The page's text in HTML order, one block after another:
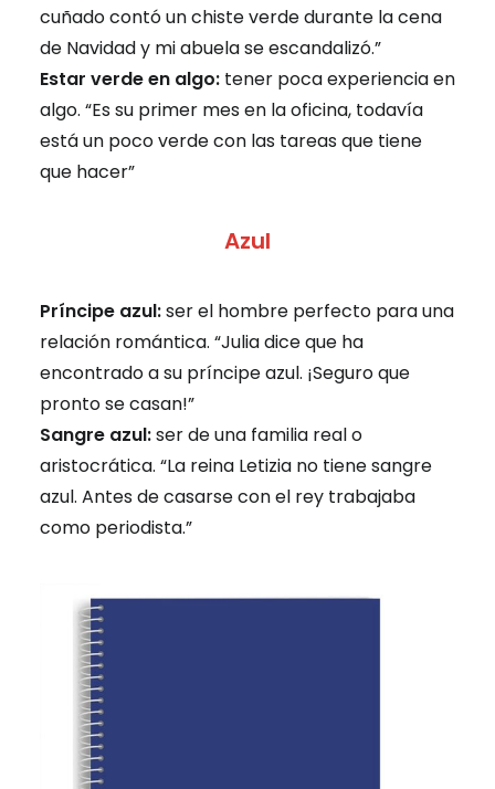
cuñado contó un chiste verde durante la cena
de Navidad y mi abuela se escandalizó.”
Estar verde en algo: tener poca experiencia en
algo. “Es su primer mes en la oficina, todavía
está un poco verde con las tareas que tiene
que hacer”
Azul
Príncipe azul:ser el hombre perfecto para una
relación romántica. “Julia dice que ha
encontrado a su príncipe azul. ¡Seguro que
pronto se casan!”
Sangre azul:ser de una familia real o
aristocrática. “La reina Letizia no tiene sangre
azul. Antes de casarse con el rey trabajaba
como periodista.”